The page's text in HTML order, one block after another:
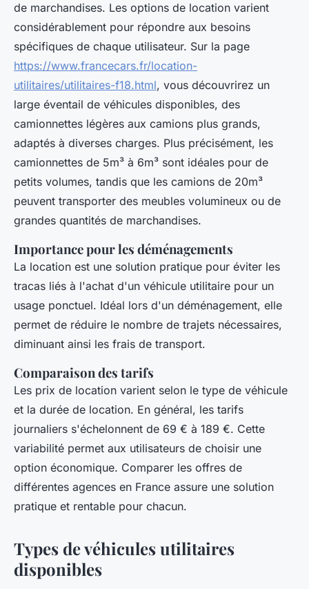
de marchandises. Les options de location varient
considérablement pour répondre aux besoins
spécifiques de chaque utilisateur. Sur la page
https://www.francecars.fr/location-
utilitaires/utilitaires-f18.html, vous découvrirez un
large éventail de véhicules disponibles, des
camionnettes légères aux camions plus grands,
adaptés à diverses charges. Plus précisément, les
camionnettes de 5m³ à 6m³ sont idéales pour de
petits volumes, tandis que les camions de 20m³
peuvent transporter des meubles volumineux ou de
grandes quantités de marchandises.
Importance pour les déménagements
La location est une solution pratique pour éviter les
tracas liés à l'achat d'un véhicule utilitaire pour un
usage ponctuel. Idéal lors d'un déménagement, elle
permet de réduire le nombre de trajets nécessaires,
diminuant ainsi les frais de transport.
Comparaison des tarifs
Les prix de location varient selon le type de véhicule
et la durée de location. En général, les tarifs
journaliers s'échelonnent de 69 € à 189 €. Cette
variabilité permet aux utilisateurs de choisir une
option économique. Comparer les offres de
différentes agences en France assure une solution
pratique et rentable pour chacun.
Types de véhicules utilitaires
disponibles